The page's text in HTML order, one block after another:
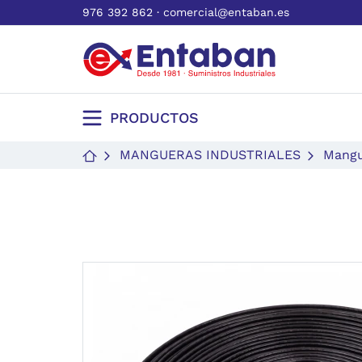
976 392 862 · comercial@entaban.es
PRODUCTOS
MANGUERAS INDUSTRIALES